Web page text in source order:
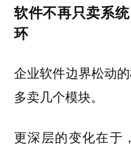
软件不再只卖系
环
企业软件边界松动
多卖几个模块。
更深层的变化在于，